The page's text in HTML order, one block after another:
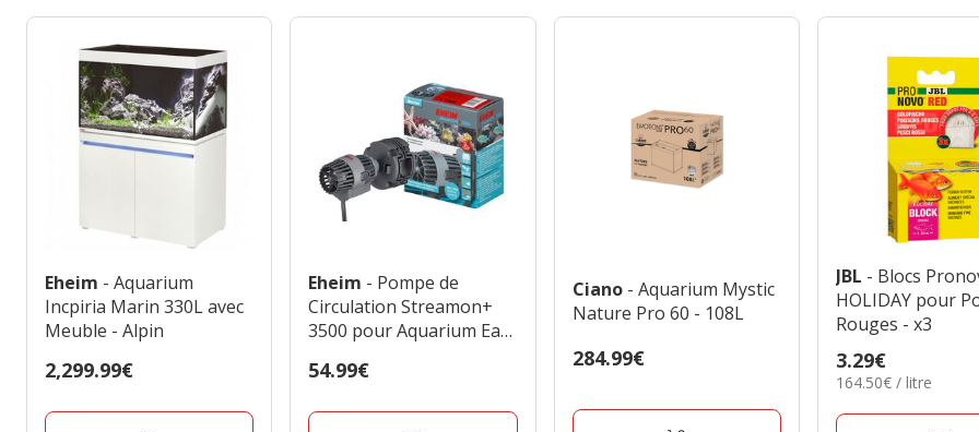
Eheim - Aquarium
Incpiria Marin 330L avec
Meuble - Alpin
Prix
2,299.99€
Eheim - Pompe de
Circulation Streamon+
3500 pour Aquarium Eau
Prix
54.99€
Ciano - Aquarium Mystic
Nature Pro 60 - 108L
Prix
284.99€
JBL - Blocs
HOLIDAY pour
Rouges - x3
Prix
3.29€
3.29€
164.50€
Litre
164.50€ / litre